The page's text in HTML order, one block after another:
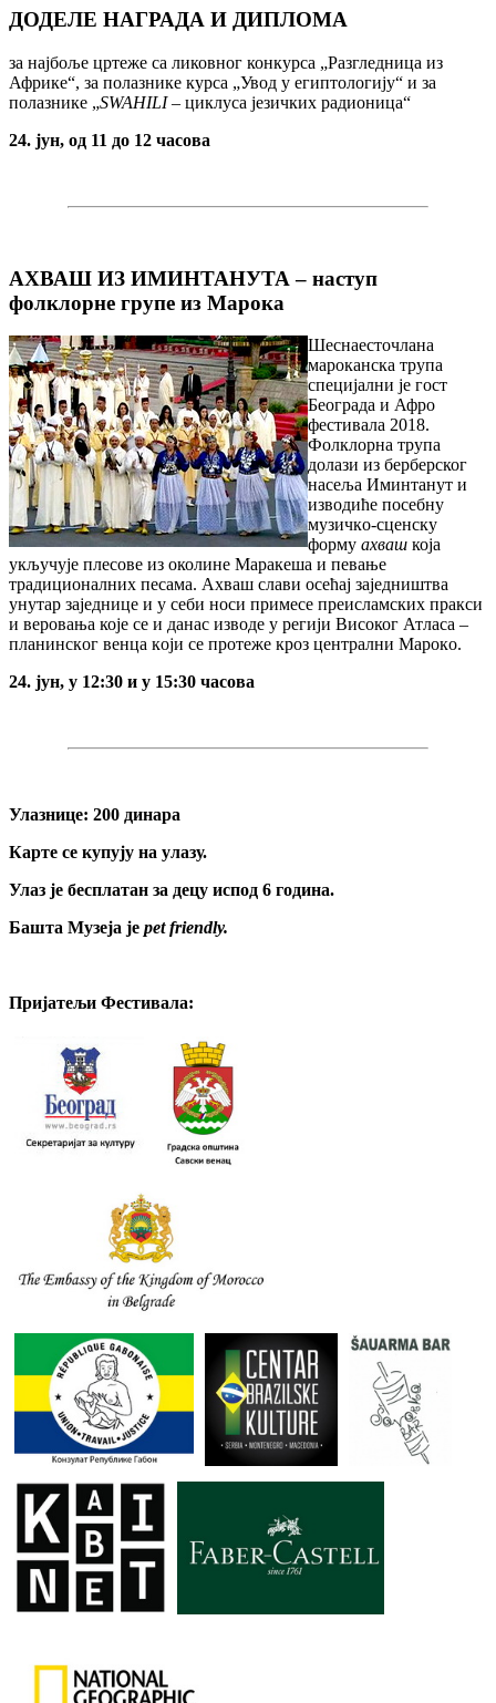
ДОДЕЛЕ НАГРАДА И ДИПЛОМА
за најбоље цртеже са ликовног конкурса „Разгледница из
Африке“, за полазнике курса „Увод у египтологију“ и за
полазнике „SWAHILI– циклуса jeзичких рaдиoницa“
24. јун, од 11 до 12 часова
АХВАШ ИЗ ИМИНТАНУТА – наступ
фолклорне групе из Марока
Шеснаесточлана
мароканска трупа
специјални је гост
Београда и Афро
фестивала 2018.
Фолклорна трупа
долази из берберског
насеља Иминтанут и
изводиће посебну
музичкo-сцeнску
форму ахваш која
укључује плесове из околине Маракеша и певање
традиционалних песама. Ахваш слави осећај заједништва
унутар заједнице и у себи носи примесе преисламских пракси
и веровања које се и данас изводе у рeгиjи Високог Атласа –
плaнинскoг вeнцa кojи сe прoтeжe крoз цeнтрaлни Maрoкo.
24. јун, у 12:30 и у 15:30 часова
Улазнице: 200 динара
Карте се купују на улазу.
Улаз је бесплатан за децу испод 6 година.
Башта Музеја је pet friendly.
Пријатељи Фестивала: